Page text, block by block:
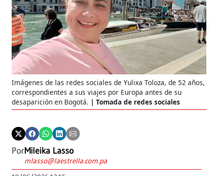
Imágenes de las redes sociales de Yulixa Toloza, de 52 años,
correspondientes a sus viajes por Europa antes de su
desaparición en Bogotá.
Tomada de redes sociales
PorMileika Lasso
mlasso@laestrella.com.pa